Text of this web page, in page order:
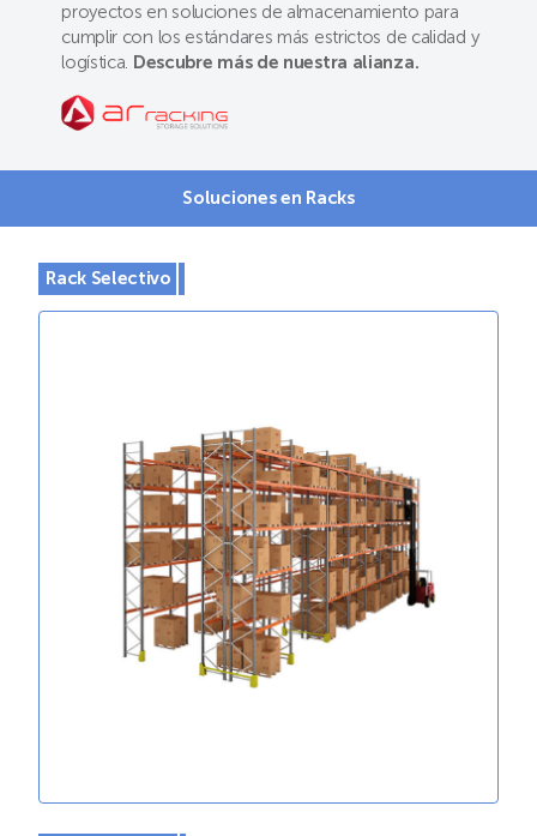
proyectos en soluciones de almacenamiento para
cumplir con los estándares más estrictos de calidad y
logística. Descubre más de nuestra alianza.
Soluciones en Racks
Rack Selectivo